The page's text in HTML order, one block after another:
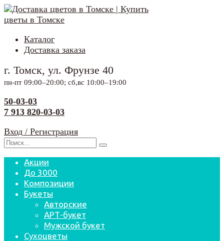
Перейти
к
Каталог
Доставка заказа
г. Томск, ул. Фрунзе 40
пн-пт 09:00–20:00; сб,вс 10:00–19:00
50-03-03
7 913 820-03-03
Вход / Регистрация
Search
Акции
До 3000
Композиции
Букеты
Авторские
АРТ-букет
Мужской букет
Сухоцветы